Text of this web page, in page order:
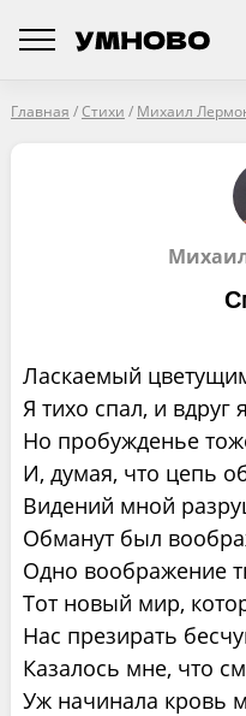
Главная /Стихи / Михаил
Ласкаемый
Я тихо спал, и вдруг
Но пробужденье
И, думая, что цепь
Видений мной
Обманут был
Одно воображение
Тот новый мир,
Нас презирать
Казалось мне, что
Уж начинала кровь